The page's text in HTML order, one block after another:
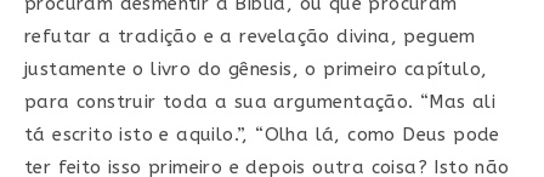
refutar a tradição e a revelação divina, peguem
justamente o livro do gênesis, o primeiro capítulo,
para construir toda a sua argumentação. “Mas ali
tá escrito isto e aquilo.”, “Olha lá, como Deus pode
ter feito isso primeiro e depois outra coisa? Isto não